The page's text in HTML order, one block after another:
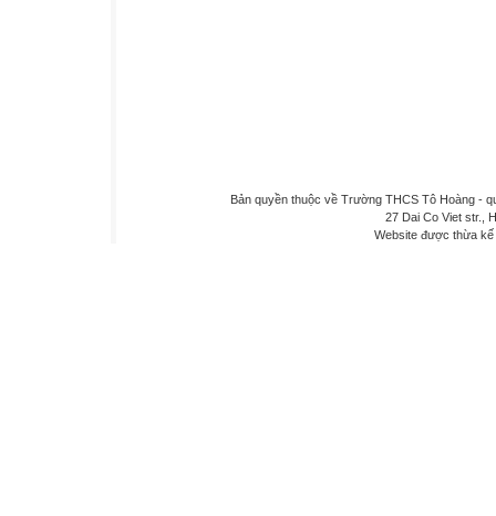
Bản quyền thuộc về Trường THCS Tô Hoàng -
27 Dai Co Viet str.,
Website được thừa